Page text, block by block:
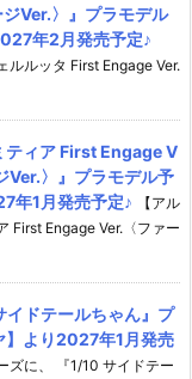
Ver.〉』プラモデル
年2月発売予定♪
ルルッタ First Engage Ver.
ティア First Engage V
Ver.〉』プラモデル予
年1月発売予定♪
【アル
First Engage Ver.〈ファー
イドテールちゃん』プ
】より2027年1月発売
ズに、 『1/10 サイドテー